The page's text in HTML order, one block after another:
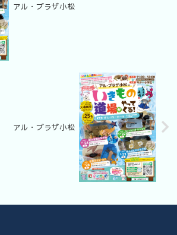
アル・プラザ小松
アル・プラザ小松